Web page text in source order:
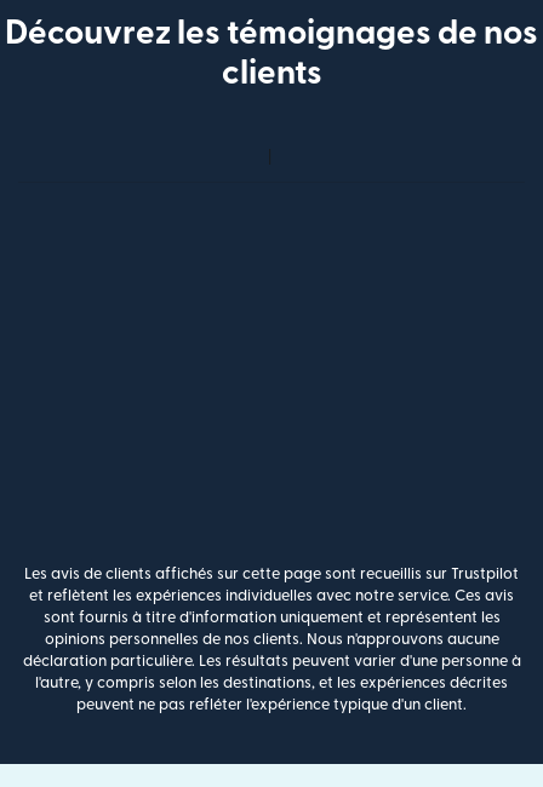
Découvrez les témoignages de nos
clients
Les avis de clients affichés sur cette page sont recueillis sur Trustpilot
et reflètent les expériences individuelles avec notre service. Ces avis
sont fournis à titre d'information uniquement et représentent les
opinions personnelles de nos clients. Nous n'approuvons aucune
déclaration particulière. Les résultats peuvent varier d'une personne à
l'autre, y compris selon les destinations, et les expériences décrites
peuvent ne pas refléter l'expérience typique d'un client.